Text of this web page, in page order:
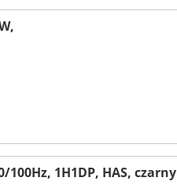
1H1DP, HAS, czarny